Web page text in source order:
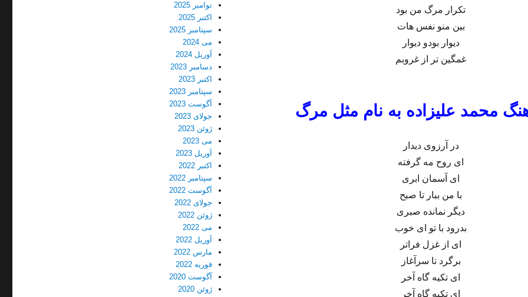
تکرار مرگ من بود
بین منو نفس هات
دیوار بودو دیوار
غمگین تر از غروبم
محمد علیزاده به نام مثل مرگ
در آرزوی دیدار
ای روح مه گرفته
ای آسمان ابری
با من ببار تا صبح
دیگر نمانده صبری
بدرود با تو ای خوب
ای از غزل فراتر
برگرد تا سرآغاز
ای تکیه گاه آخر
ای تکیه گاه آخر
نوامبر 2025
اکتبر 2025
سپتامبر 2025
می 2024
آوریل 2024
دسامبر 2023
اکتبر 2023
سپتامبر 2023
آگوست 2023
جولای 2023
ژوئن 2023
می 2023
آوریل 2023
اکتبر 2022
سپتامبر 2022
آگوست 2022
جولای 2022
ژوئن 2022
می 2022
آوریل 2022
مارس 2022
فوریه 2022
آگوست 2020
ژوئن 2020